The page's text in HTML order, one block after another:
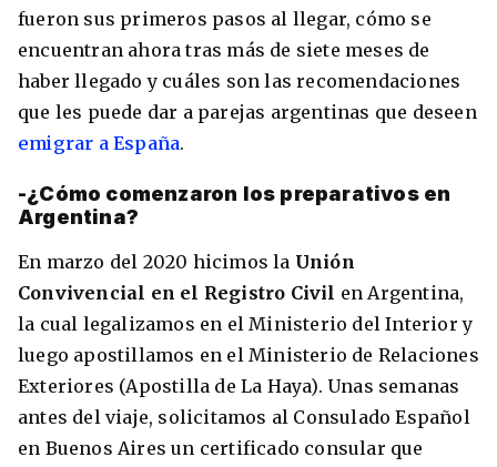
fueron sus primeros pasos al llegar, cómo se
encuentran ahora tras más de siete meses de
haber llegado y cuáles son las recomendaciones
que les puede dar a parejas argentinas que deseen
emigrar a España.
-¿Cómo comenzaron los preparativos en
Argentina?
En marzo del 2020 hicimos la Unión
Convivencial en el Registro Civil en Argentina,
la cual legalizamos en el Ministerio del Interior y
luego apostillamos en el Ministerio de Relaciones
Exteriores (Apostilla de La Haya). Unas semanas
antes del viaje, solicitamos al Consulado Español
en Buenos Aires un certificado consular que